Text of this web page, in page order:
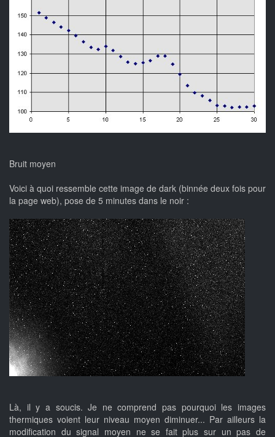
Bruit moyen
Voici à quoi ressemble cette image de dark (binnée deux fois pour
la page web), pose de 5 minutes dans le noir :
Là, il y a soucis. Je ne comprend pas pourquoi les images
thermiques voient leur niveau moyen diminuer... Par ailleurs la
modification du signal moyen ne se fait plus sur un pas de